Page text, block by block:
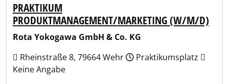
PRAKTIKUM
PRODUKTMANAGEMENT/MARKETING (W/M/D)
Rota Yokogawa GmbH & Co. KG
Rheinstraße 8, 79664 Wehr
Praktikumsplatz
Keine Angabe